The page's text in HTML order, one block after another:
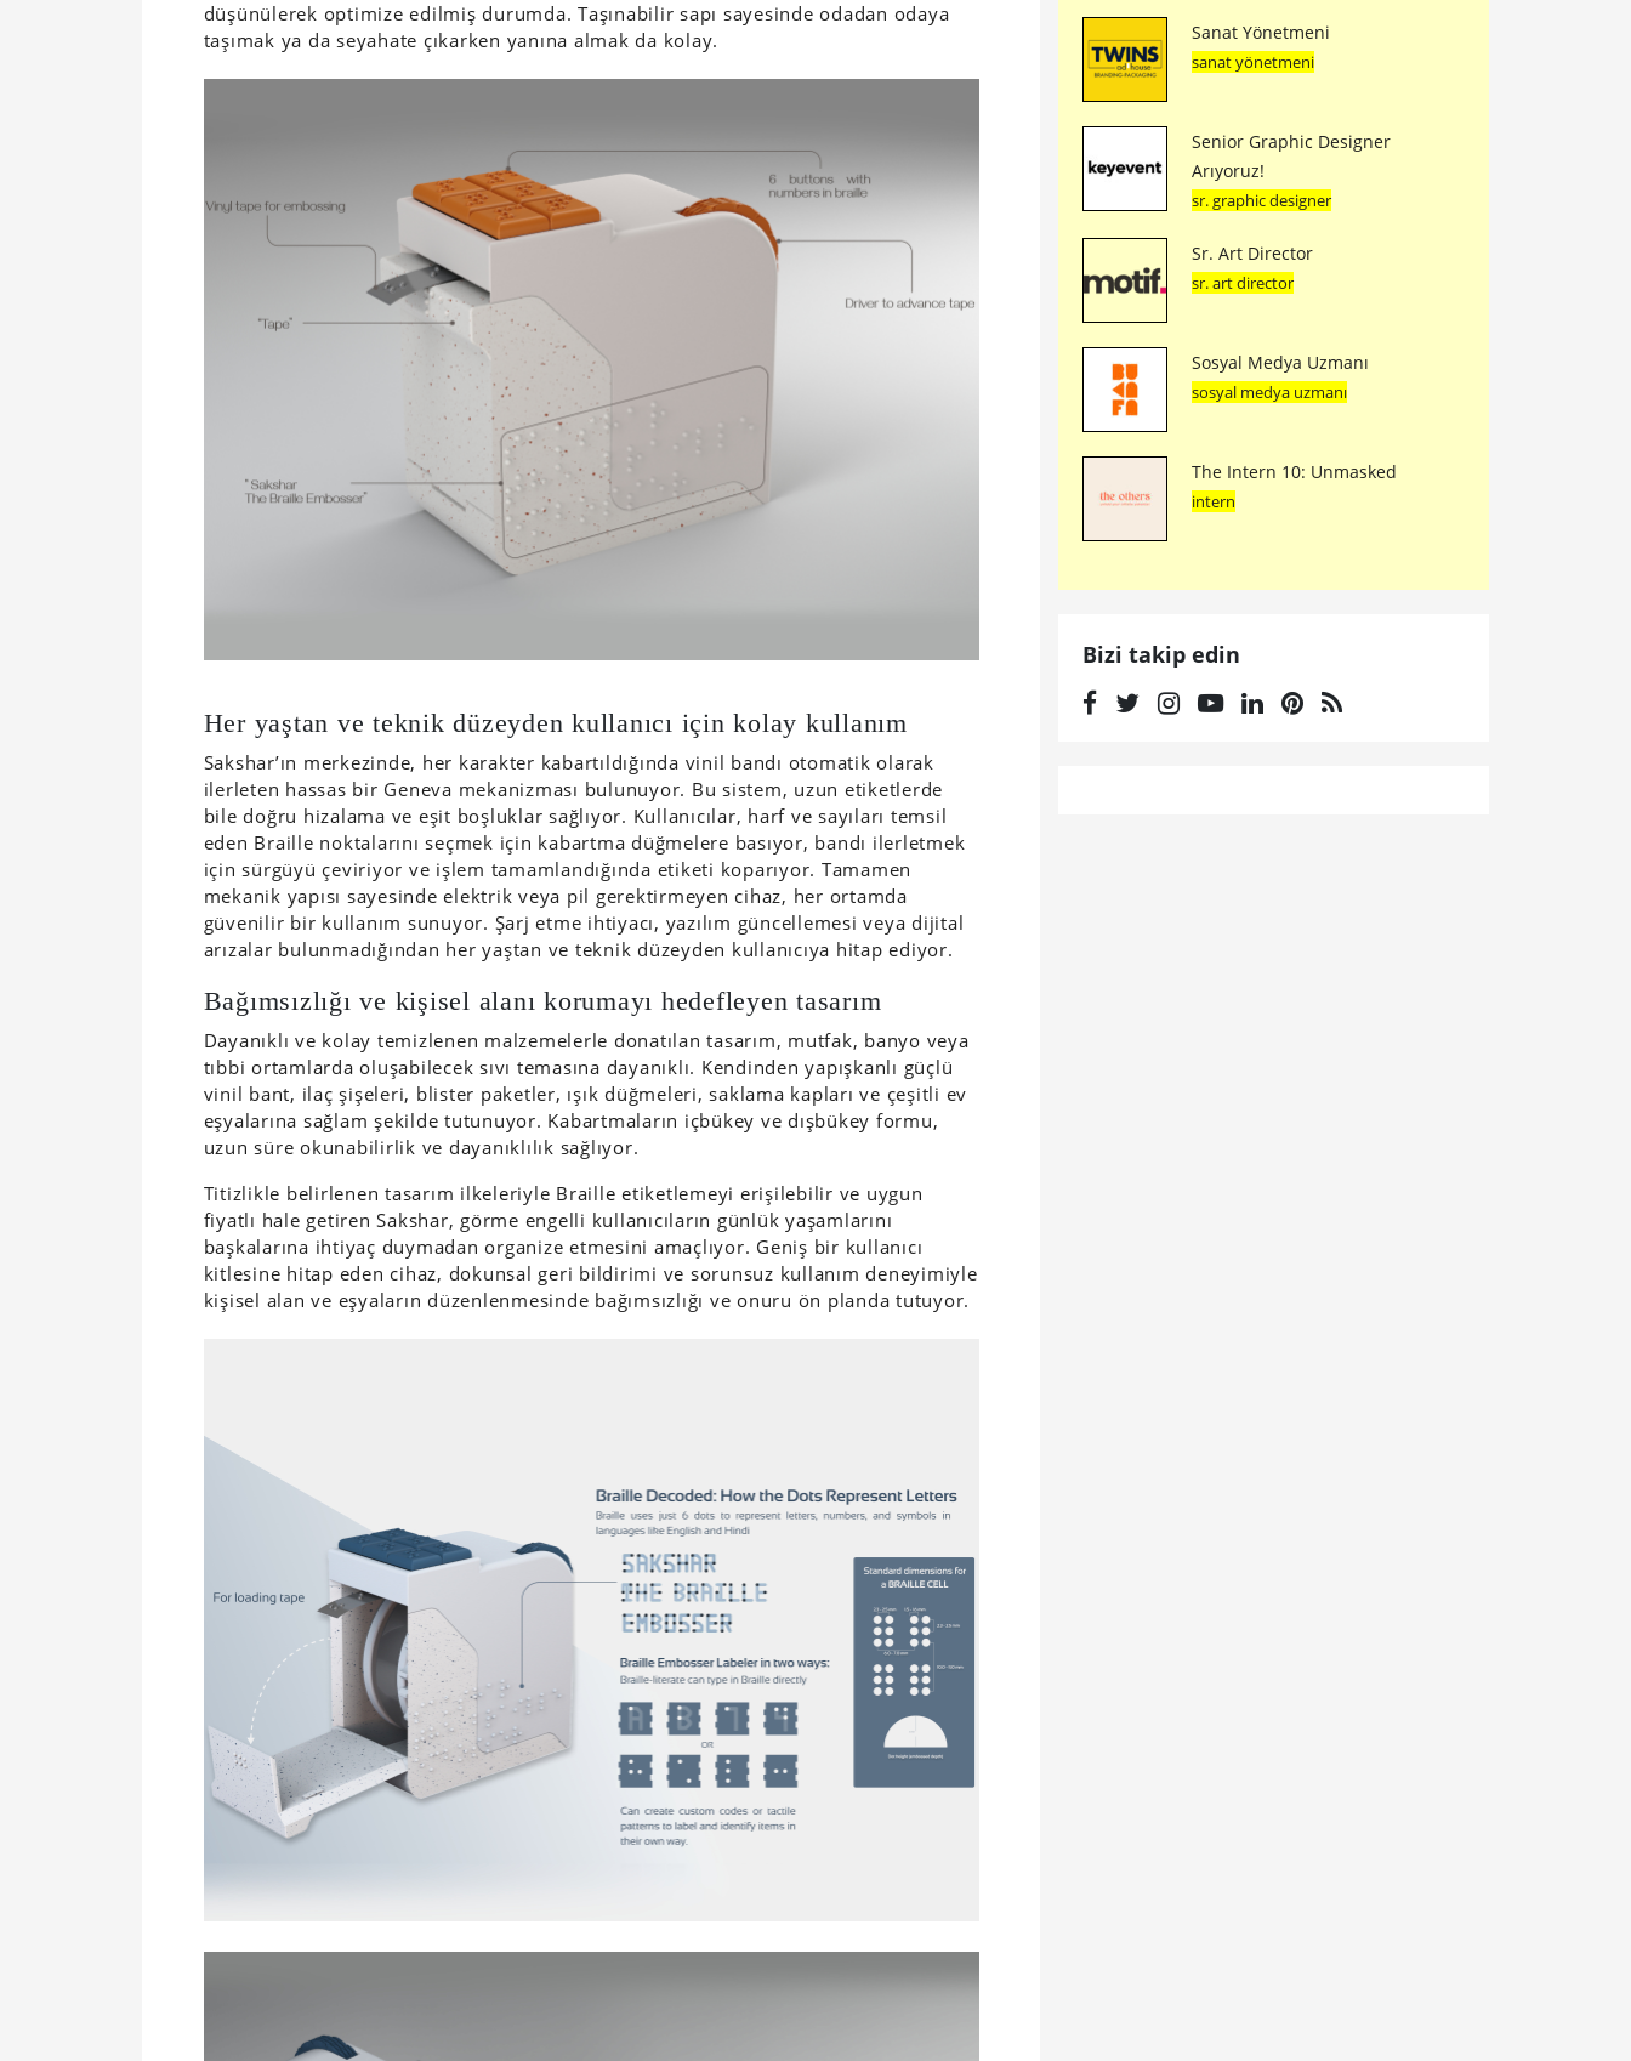
düşünülerek optimize edilmiş durumda. Taşınabilir sapı sayesinde odadan odaya
taşımak ya da seyahate çıkarken yanına almak da kolay.
Her yaştan ve teknik düzeyden kullanıcı için kolay kullanım
Sakshar’ın merkezinde, her karakter kabartıldığında vinil bandı otomatik olarak
ilerleten hassas bir Geneva mekanizması bulunuyor. Bu sistem, uzun etiketlerde
bile doğru hizalama ve eşit boşluklar sağlıyor. Kullanıcılar, harf ve sayıları temsil
eden Braille noktalarını seçmek için kabartma düğmelere basıyor, bandı ilerletmek
için sürgüyü çeviriyor ve işlem tamamlandığında etiketi koparıyor. Tamamen
mekanik yapısı sayesinde elektrik veya pil gerektirmeyen cihaz, her ortamda
güvenilir bir kullanım sunuyor. Şarj etme ihtiyacı, yazılım güncellemesi veya dijital
arızalar bulunmadığından her yaştan ve teknik düzeyden kullanıcıya hitap ediyor.
Bağımsızlığı ve kişisel alanı korumayı hedefleyen tasarım
Dayanıklı ve kolay temizlenen malzemelerle donatılan tasarım, mutfak, banyo veya
tıbbi ortamlarda oluşabilecek sıvı temasına dayanıklı. Kendinden yapışkanlı güçlü
vinil bant, ilaç şişeleri, blister paketler, ışık düğmeleri, saklama kapları ve çeşitli ev
eşyalarına sağlam şekilde tutunuyor. Kabartmaların içbükey ve dışbükey formu,
uzun süre okunabilirlik ve dayanıklılık sağlıyor.
Titizlikle belirlenen tasarım ilkeleriyle Braille etiketlemeyi erişilebilir ve uygun
fiyatlı hale getiren Sakshar, görme engelli kullanıcıların günlük yaşamlarını
başkalarına ihtiyaç duymadan organize etmesini amaçlıyor. Geniş bir kullanıcı
kitlesine hitap eden cihaz, dokunsal geri bildirimi ve sorunsuz kullanım deneyimiyle
kişisel alan ve eşyaların düzenlenmesinde bağımsızlığı ve onuru ön planda tutuyor.
Sanat Yönetmeni
sanat yönetmeni
Senior Graphic Designer
Arıyoruz!
sr. graphic designer
Sr. Art Director
sr. art director
Sosyal Medya Uzmanı
sosyal medya uzmanı
The Intern 10: Unmasked
intern
Bizi takip edin